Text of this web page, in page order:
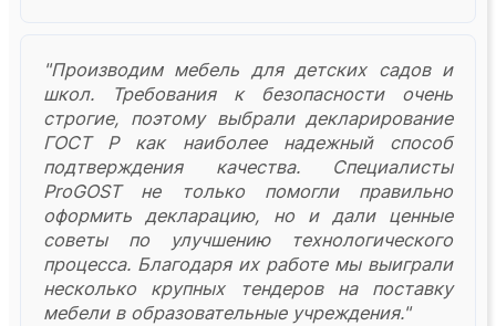
"Производим мебель для детских садов и
школ. Требования к безопасности очень
строгие, поэтому выбрали декларирование
ГОСТ Р как наиболее надежный способ
подтверждения качества. Специалисты
ProGOST не только помогли правильно
оформить декларацию, но и дали ценные
советы по улучшению технологического
процесса. Благодаря их работе мы выиграли
несколько крупных тендеров на поставку
мебели в образовательные учреждения."